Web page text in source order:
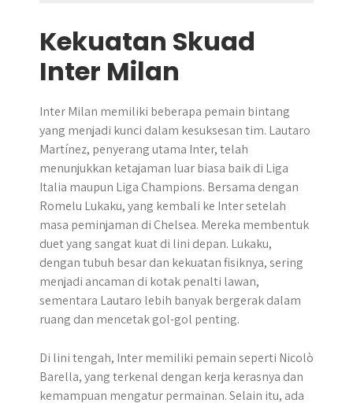
Kekuatan Skuad
Inter Milan
Inter Milan memiliki beberapa pemain bintang
yang menjadi kunci dalam kesuksesan tim. Lautaro
Martínez, penyerang utama Inter, telah
menunjukkan ketajaman luar biasa baik di Liga
Italia maupun Liga Champions. Bersama dengan
Romelu Lukaku, yang kembali ke Inter setelah
masa peminjaman di Chelsea. Mereka membentuk
duet yang sangat kuat di lini depan. Lukaku,
dengan tubuh besar dan kekuatan fisiknya, sering
menjadi ancaman di kotak penalti lawan,
sementara Lautaro lebih banyak bergerak dalam
ruang dan mencetak gol-gol penting.
Di lini tengah, Inter memiliki pemain seperti Nicolò
Barella, yang terkenal dengan kerja kerasnya dan
kemampuan mengatur permainan. Selain itu, ada